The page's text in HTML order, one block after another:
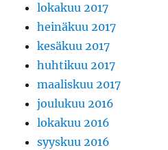
lokakuu 2017
heinäkuu 2017
kesäkuu 2017
huhtikuu 2017
maaliskuu 2017
joulukuu 2016
lokakuu 2016
syyskuu 2016